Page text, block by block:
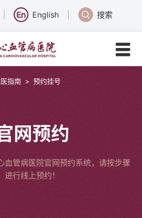
English 搜索
指南 > 预约挂号
网预约
血管病医院官网预约系统，请按步骤
进行线上预约！